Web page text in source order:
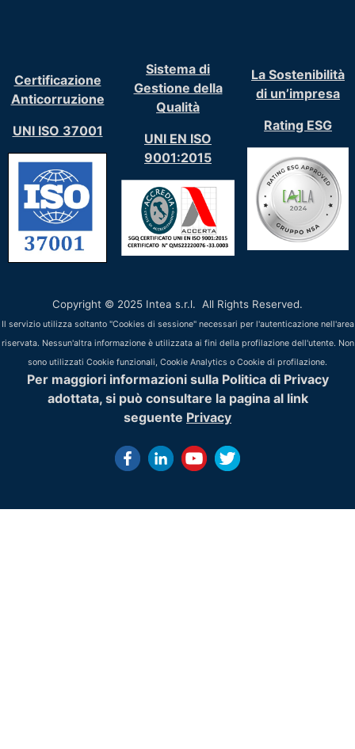
Certificazione
Anticorruzione
UNI ISO 37001
Sistema di
Gestione della
Qualità
UNI EN ISO
9001:2015
La Sostenibilità
di un’impresa
Rating ESG
Copyright © 2025 Intea s.r.l. All Rights Reserved.
Il servizio utilizza soltanto "Cookies di sessione" necessari per l'autenticazione nell'area
riservata. Nessun'altra informazione è utilizzata ai fini della profilazione dell'utente. Non
sono utilizzati Cookie funzionali, Cookie Analytics o Cookie di profilazione.
Per maggiori informazioni sulla Politica di Privacy
adottata, si può consultare la pagina al link
seguente Privacy